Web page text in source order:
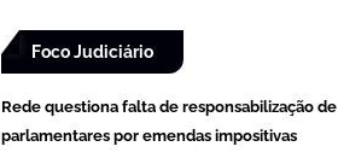
Foco Judiciário
Rede questiona falta de responsabilização de
parlamentares por emendas impositivas